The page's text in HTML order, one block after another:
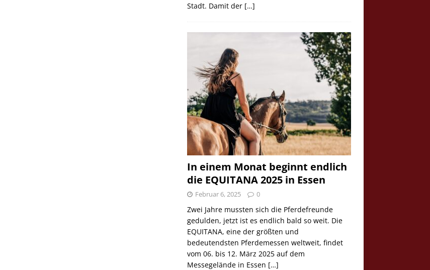
Stadt. Damit der […]
In einem Monat beginnt endlich
die EQUITANA 2025 in Essen
Februar 6, 2025 0
Zwei Jahre mussten sich die Pferdefreunde
gedulden, jetzt ist es endlich bald so weit. Die
EQUITANA, eine der größten und
bedeutendsten Pferdemessen weltweit, findet
vom 06. bis 12. März 2025 auf dem
Messegelände in Essen […]